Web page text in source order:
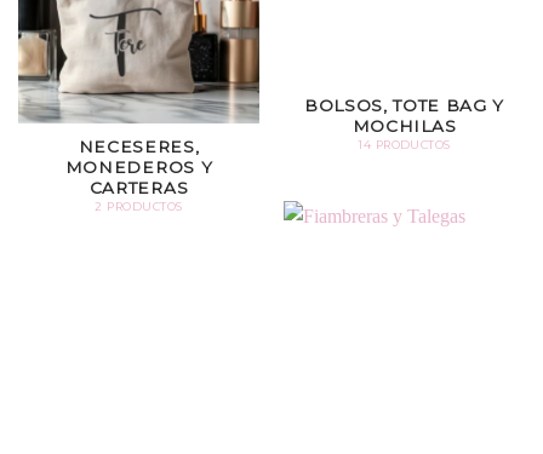
BOLSOS, TOTE BAG Y
MOCHILAS
14 PRODUCTOS
NECESERES,
MONEDEROS Y
CARTERAS
2 PRODUCTOS